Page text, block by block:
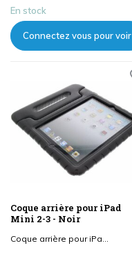
En stock
Connectez vous pour voir
Coque arrière pour iPad
Mini 2-3 - Noir
Coque arrière pour iPa...